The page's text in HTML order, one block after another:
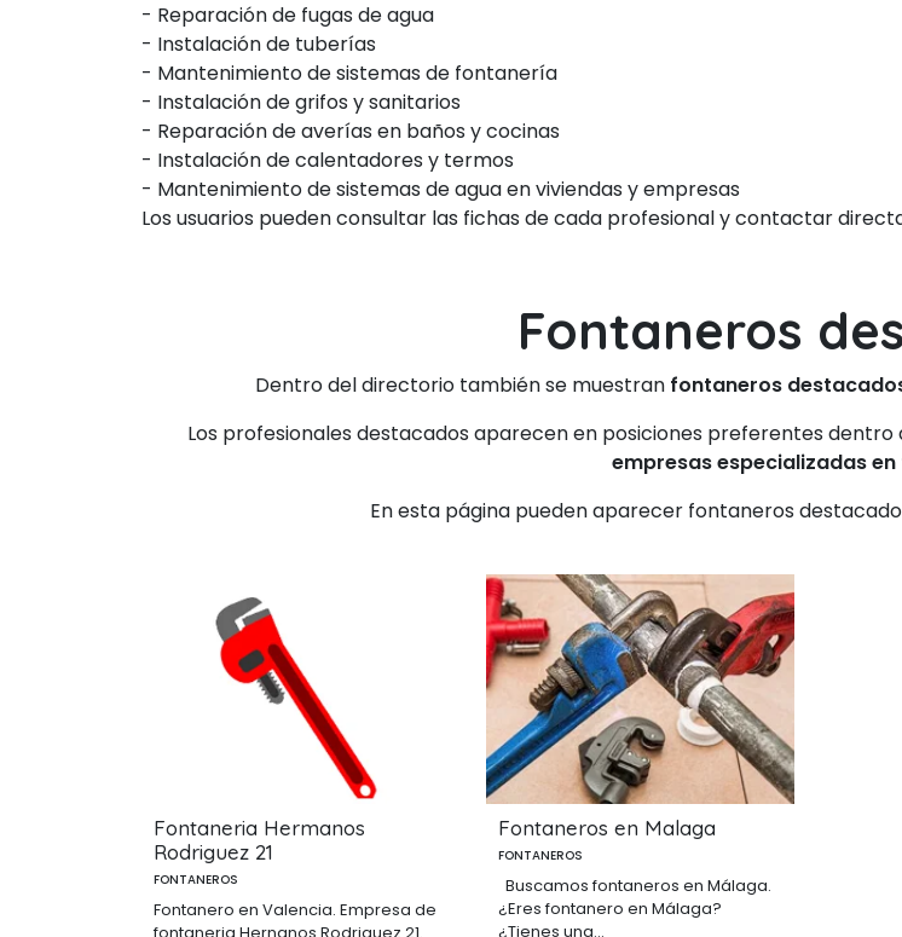
- Reparación de fugas de agua
- Instalación de tuberías
- Mantenimiento de sistemas de fontanería
- Instalación de grifos y sanitarios
- Reparación de averías en baños y cocinas
- Instalación de calentadores y termos
- Mantenimiento de sistemas de agua en viviendas y empresas
Los usuarios pueden consultar las fichas de cada profesional y contactar
Fontaneros
Dentro del directorio también se muestran fontaneros
Los profesionales destacados aparecen en posiciones preferentes
empresas especializadas
En esta página pueden aparecer fontaneros
Fontaneria Hermanos
Rodriguez 21
FONTANEROS
Fontanero en Valencia. Empresa de
Fontaneros en Malaga
FONTANEROS
Buscamos fontaneros en Málaga.
¿Eres fontanero en Málaga?
¿Tienes una...